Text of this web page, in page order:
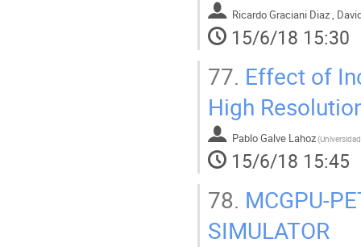
Ricardo Graciani Diaz ,
15/6/18 15:30
77. Effect of
High
Pablo Galve Lahoz(
15/6/18 15:45
78. MCGPU-
SIMULATOR